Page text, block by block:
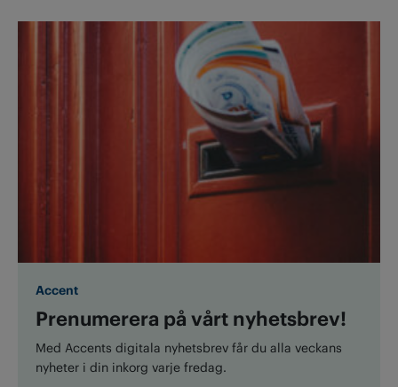
Accent
Prenumerera på vårt nyhetsbrev!
Med Accents digitala nyhetsbrev får du alla veckans
nyheter i din inkorg varje fredag.